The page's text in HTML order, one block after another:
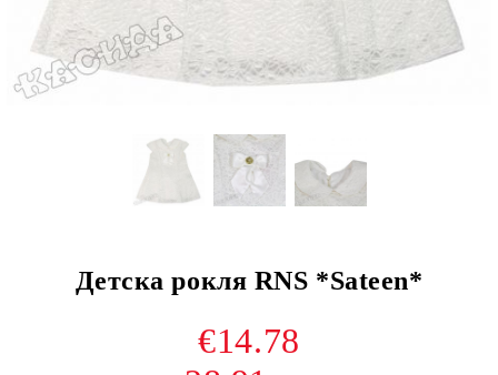
Детска рокля RNS *Sateen*
€14.78